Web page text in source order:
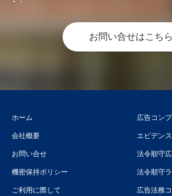
お問い合せはこちら
ホーム
会社概要
お問い合せ
機密保持ポリシー
ご利用に際して
広告コン
エビデン
法令順守
法令順守
広告法務